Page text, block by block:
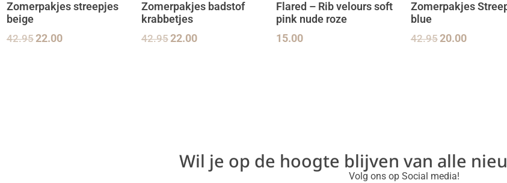
Zomerpakjes streepjes
beige
42.9522.00
Zomerpakjes badstof
krabbetjes
42.9522.00
Flared – Rib velours soft
pink nude roze
15.00
Zomerpakjes
blue
42.9520.00
Wil je op de hoogte blijven van alle
Volg ons op Social media!